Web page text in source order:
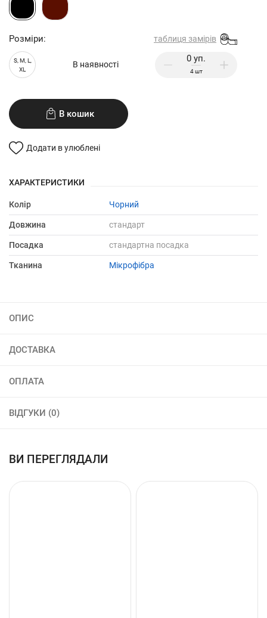
Розміри: таблиця замірів
S, M, L,
XL
В наявності
4шт
В кошик
Додати в улюблені
ХАРАКТЕРИСТИКИ
Колір Чорний
Довжина стандарт
Посадка стандартна посадка
Тканина Мікрофібра
ОПИС
ДОСТАВКА
ОПЛАТА
ВІДГУКИ (0)
ВИ ПЕРЕГЛЯДАЛИ